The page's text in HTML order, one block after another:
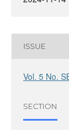
ISSUE
Vol. 5 No.
SECTION